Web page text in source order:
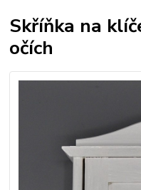
Skříňka na
očích